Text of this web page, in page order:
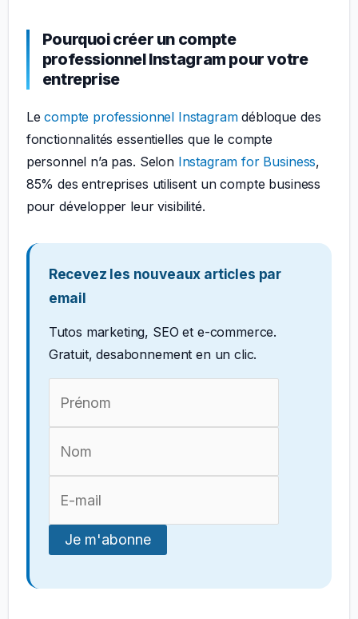
Pourquoi créer un compte
professionnel Instagram pour votre
entreprise
Lecompte professionnel Instagramdébloque des
fonctionnalités essentielles que le compte
personnel n’a pas. Selon Instagram for Business,
85% des entreprises utilisent un compte business
pour développer leur visibilité.
Recevez les nouveaux articles par
email
Tutos marketing, SEO et e-commerce.
Gratuit, desabonnement en un clic.